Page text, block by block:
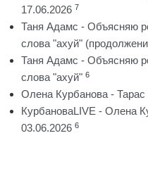
17.06.2026 7
Таня Адамс - Объясняю
слова "ахуй"
Таня Адамс - Объясняю
слова "ахуй" 6
Олена Курбанова - Тарас
КурбановаLIVE - Олена
03.06.2026 6